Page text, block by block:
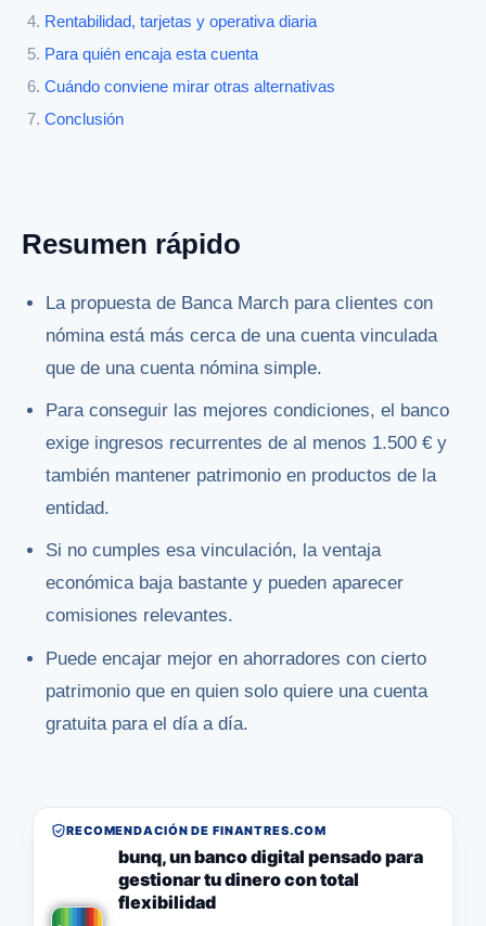
Rentabilidad, tarjetas y operativa diaria
Para quién encaja esta cuenta
Cuándo conviene mirar otras alternativas
Conclusión
Resumen rápido
La propuesta de Banca March para clientes con
nómina está más cerca de una cuenta vinculada
que de una cuenta nómina simple.
Para conseguir las mejores condiciones, el banco
exige ingresos recurrentes de al menos 1.500 € y
también mantener patrimonio en productos de la
entidad.
Si no cumples esa vinculación, la ventaja
económica baja bastante y pueden aparecer
comisiones relevantes.
Puede encajar mejor en ahorradores con cierto
patrimonio que en quien solo quiere una cuenta
gratuita para el día a día.
RECOMENDACIÓN DE FINANTRES.COM
bunq, un banco digital pensado para
gestionar tu dinero con total
flexibilidad